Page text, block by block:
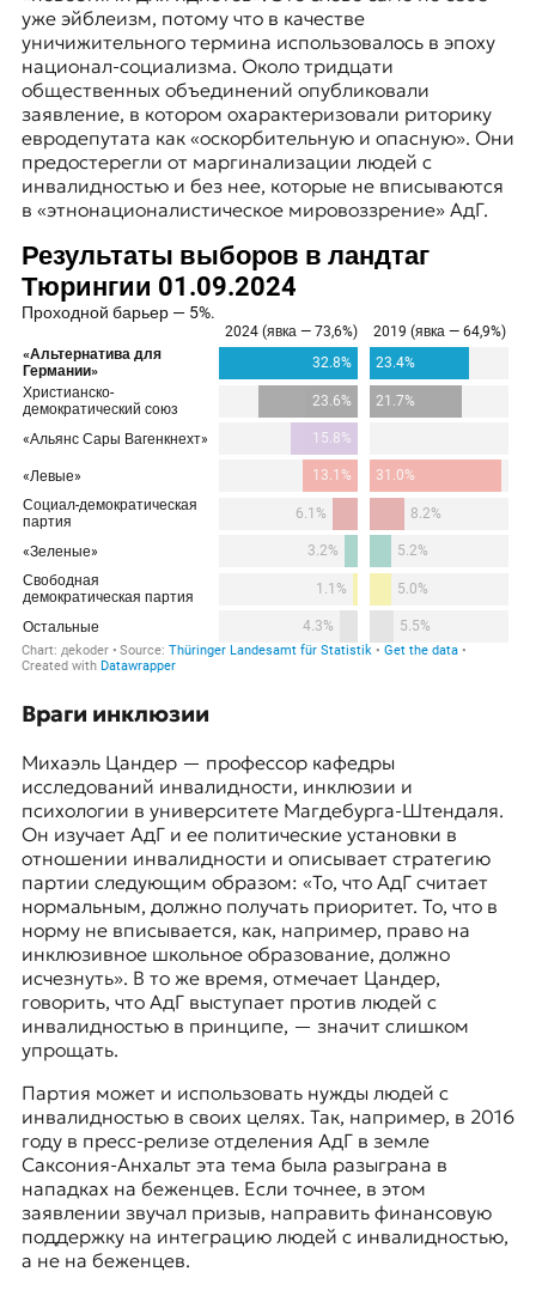
уже эйблеизм, потому что в качестве
уничижительного термина использовалось в эпоху
национал-социализма. Около тридцати
общественных объединений опубликовали
заявление, в котором охарактеризовали риторику
евродепутата как «оскорбительную и опасную». Они
предостерегли от маргинализации людей с
инвалидностью и без нее, которые не вписываются
в «этнонационалистическое мировоззрение» АдГ.
Враги инклюзии
Михаэль Цандер — профессор кафедры
исследований инвалидности, инклюзии и
психологии в университете Магдебурга-Штендаля.
Он изучает АдГ и ее политические установки в
отношении инвалидности и описывает стратегию
партии следующим образом: «То, что АдГ считает
нормальным, должно получать приоритет. То, что в
норму не вписывается, как, например, право на
инклюзивное школьное образование, должно
исчезнуть». В то же время, отмечает Цандер,
говорить, что АдГ выступает против людей с
инвалидностью в принципе, — значит слишком
упрощать.
Партия может и использовать нужды людей с
инвалидностью в своих целях. Так, например, в 2016
году в пресс-релизе отделения АдГ в земле
Саксония-Анхальтэта тема была разыграна в
нападках на беженцев. Если точнее, в этом
заявлении звучал призыв, направить финансовую
поддержку на интеграцию людей с инвалидностью,
а не на беженцев.